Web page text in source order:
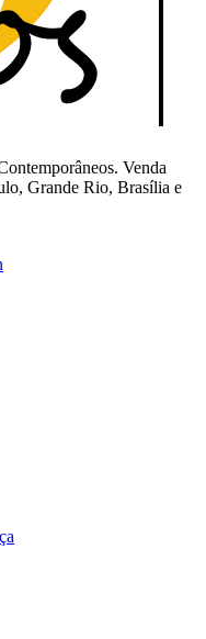
Venda
Grande Rio, Brasília e